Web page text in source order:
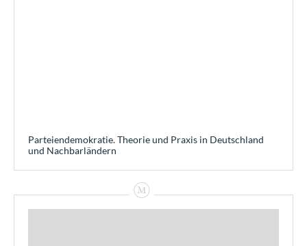
Parteiendemokratie. Theorie und Praxis in Deutschland
und Nachbarländern